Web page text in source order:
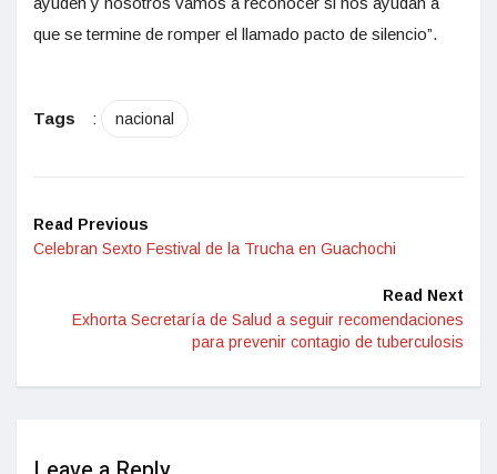
que se termine de romper el llamado pacto de silencio”.
Tags : nacional
Read Previous
Celebran Sexto Festival de la Trucha en Guachochi
Read Next
Exhorta Secretaría de Salud a seguir recomendaciones
para prevenir contagio de tuberculosis